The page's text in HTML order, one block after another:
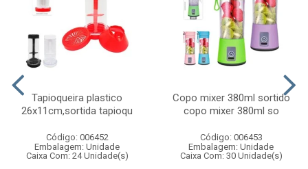
Tapioqueira plastico
26x11cm,sortida tapioqu
Código: 006452
Embalagem: Unidade
Caixa Com: 24 Unidade(s)
Copo mixer 380ml sortido
copo mixer 380ml so
Código: 006453
Embalagem: Unidade
Caixa Com: 30 Unidade(s)